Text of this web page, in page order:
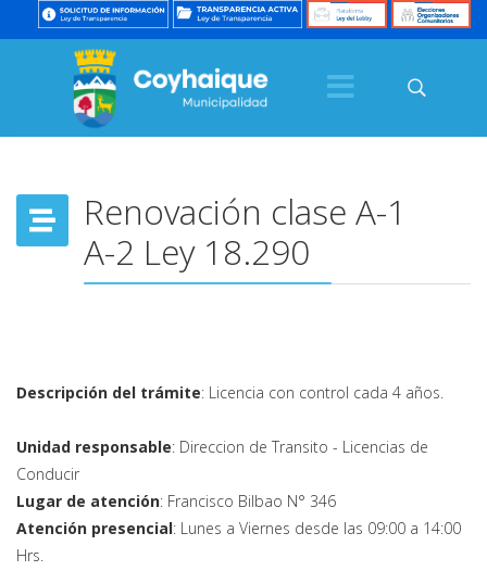
Renovación clase A-1
A-2 Ley 18.290
Descripción del trámite: Licencia con control cada 4 años.
Unidad responsable: Direccion de Transito - Licencias de
Conducir
Lugar de atención: Francisco Bilbao N° 346
Atención presencial: Lunes a Viernes desde las 09:00 a 14:00
Hrs.